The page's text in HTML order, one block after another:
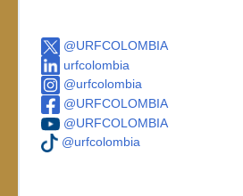
@URFCOLOMBIA
urfcolombia
@urfcolombia
@URFCOLOMBIA
@URFCOLOMBIA
@urfcolombia